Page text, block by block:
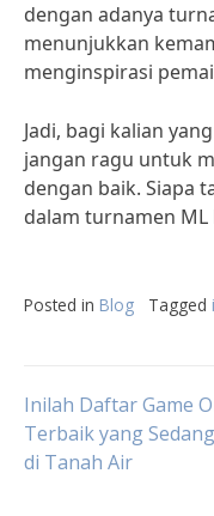
dengan adanya
menunjukkan
menginspirasi
Jadi, bagi kalian
jangan ragu untuk
dengan baik. Siapa
dalam turnamen
Posted in Blog Tagged
Post
navigation
Inilah Daftar Game
Terbaik yang
di Tanah Air